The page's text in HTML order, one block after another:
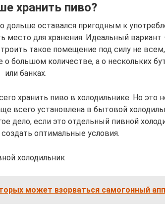
хранить пиво?
дольше оставался пригодным к
место для хранения. Идеальный вариант
такое помещение под силу не
о большом количестве, а о нескольких
или банках.
хранить пиво в холодильнике. Но это
всего установлена в бытовой
дело, если это отдельный пивной
оптимальные условия.
холодильник
может взорваться самогонный